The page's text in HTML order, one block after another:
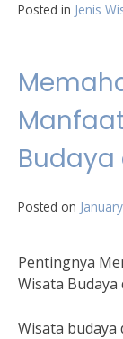
Posted in Jenis
Budaya
Posted on
Pentingnya
Wisata Budaya
Wisata budaya